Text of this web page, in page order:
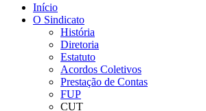
Início
O Sindicato
História
Diretoria
Estatuto
Acordos Coletivos
Prestação de Contas
FUP
CUT